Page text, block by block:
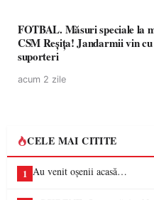
FOTBAL. Măsuri speciale la
CSM Reșița! Jandarmii vin
suporteri
acum 2 zile
CELE MAI CITITE
1 Au venit oșenii acasă…